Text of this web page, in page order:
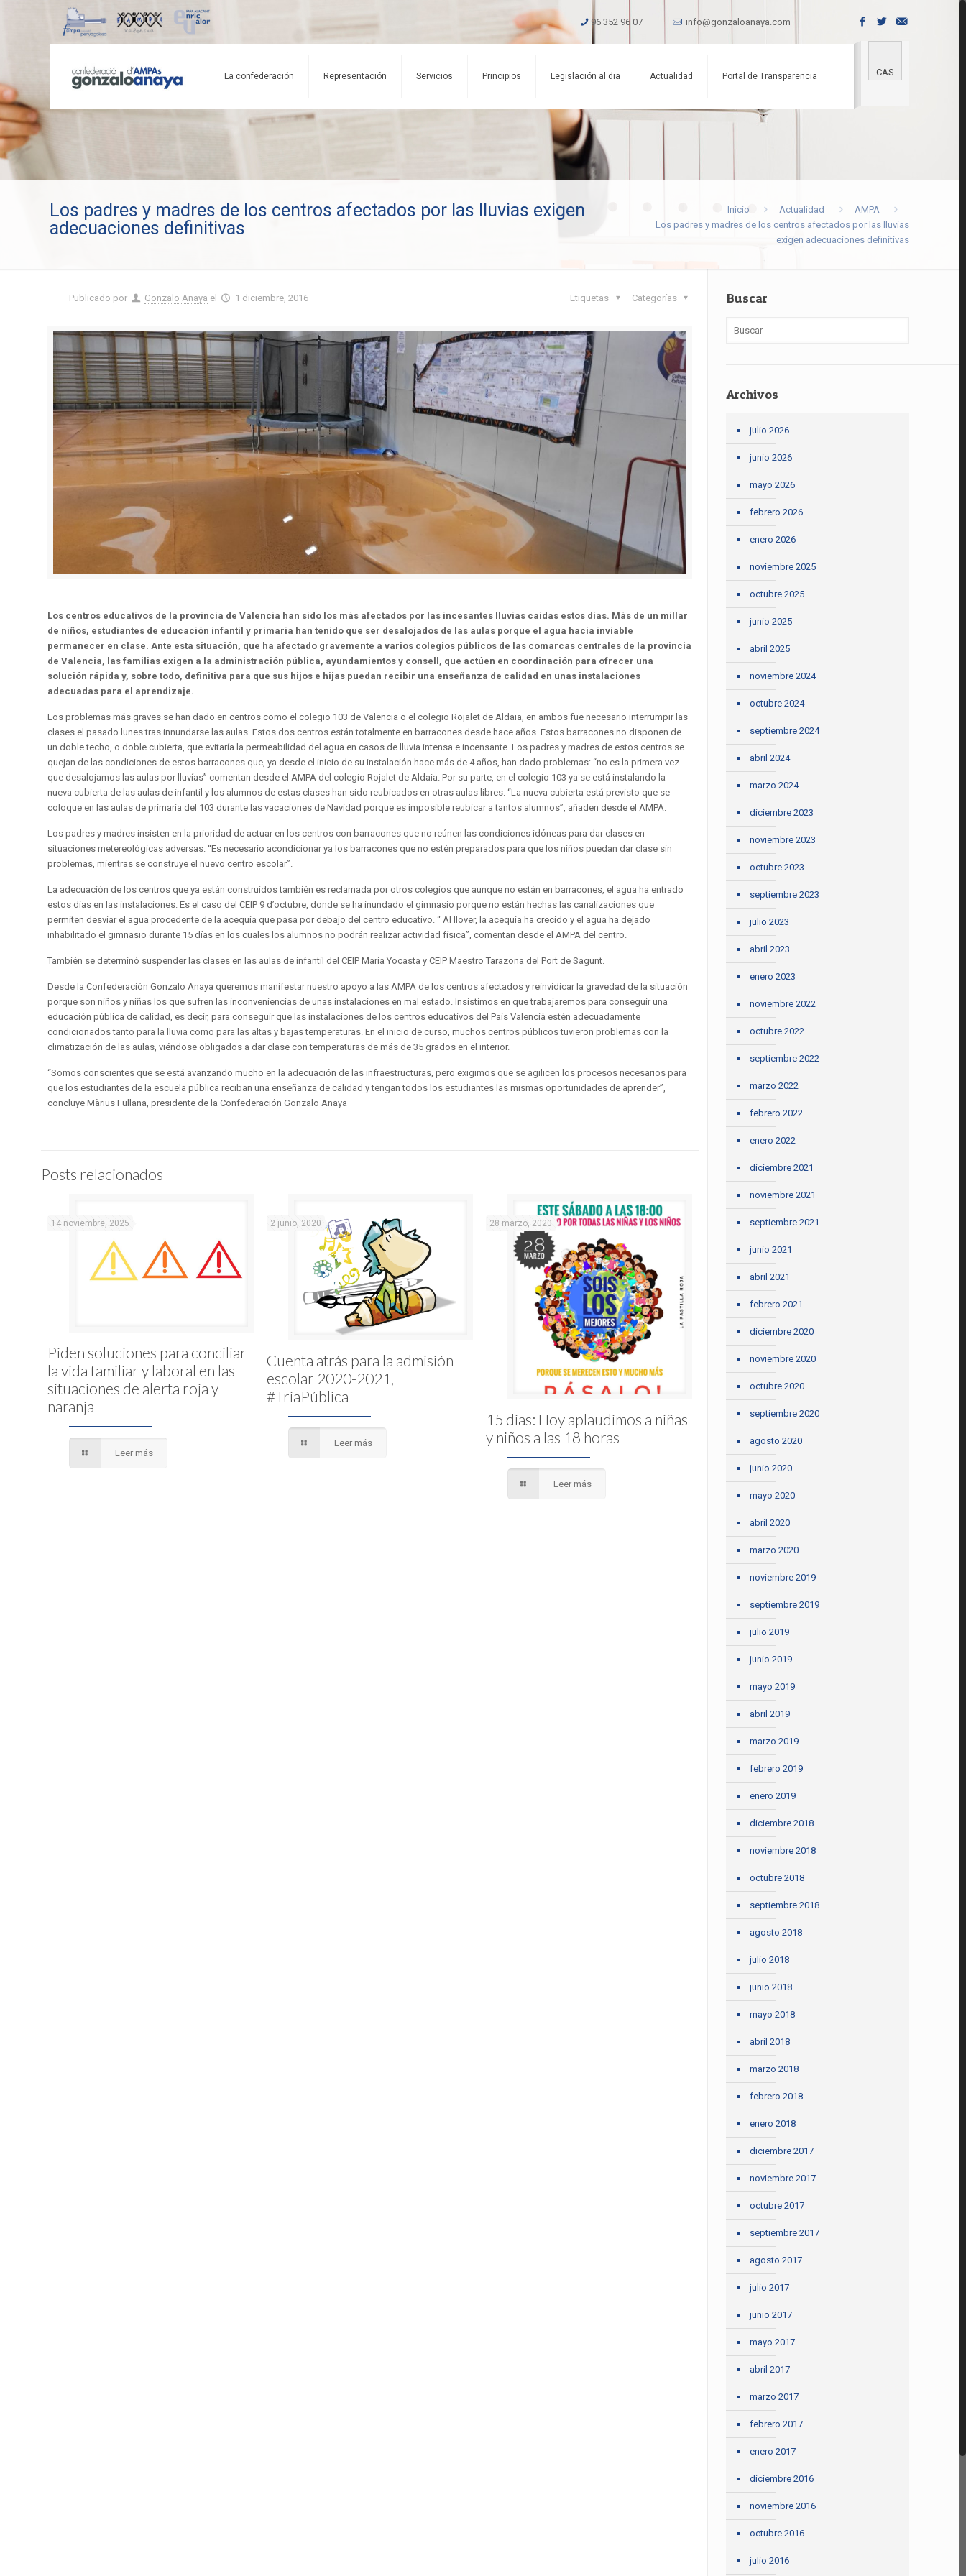
96 352 96 07 info@gonzaloanaya.com
La confederación Representación Servicios Principios Legislación al dia Actualidad Portal de Transparencia CAS
Los padres y madres de los centros afectados por las lluvias exigen
adecuaciones definitivas
Inicio Actualidad
AMPA
Los padres y madres de los centros afectados por las lluvias
exigen adecuaciones definitivas
Publicado por Gonzalo Anaya el 1 diciembre, 2016 Categorías
Etiquetas
Los centros educativos de la provincia de Valencia han sido los más afectados por las incesantes lluvias caídas estos días. Más de un millar
de niños, estudiantes de educación infantil y primaria han tenido que ser desalojados de las aulas porque el agua hacía inviable
permanecer en clase. Ante esta situación, que ha afectado gravemente a varios colegios públicos de las comarcas centrales de la provincia
de Valencia, las familias exigen a la administración pública, ayundamientos y consell, que actúen en coordinación para ofrecer una
solución rápida y, sobre todo, definitiva para que sus hijos e hijas puedan recibir una enseñanza de calidad en unas instalaciones
adecuadas para el aprendizaje.
Los problemas más graves se han dado en centros como el colegio 103 de Valencia o el colegio Rojalet de Aldaia, en ambos fue necesario interrumpir las
clases el pasado lunes tras innundarse las aulas. Estos dos centros están totalmente en barracones desde hace años. Estos barracones no disponen de
un doble techo, o doble cubierta, que evitaría la permeabilidad del agua en casos de lluvia intensa e incensante. Los padres y madres de estos centros se
quejan de las condiciones de estos barracones que, ya desde el inicio de su instalación hace más de 4 años, han dado problemas: “no es la primera vez
que desalojamos las aulas por lluvías” comentan desde el AMPA del colegio Rojalet de Aldaia. Por su parte, en el colegio 103 ya se está instalando la
nueva cubierta de las aulas de infantil y los alumnos de estas clases han sido reubicados en otras aulas libres. “La nueva cubierta está previsto que se
coloque en las aulas de primaria del 103 durante las vacaciones de Navidad porque es imposible reubicar a tantos alumnos”, añaden desde el AMPA.
Los padres y madres insisten en la prioridad de actuar en los centros con barracones que no reúnen las condiciones idóneas para dar clases en
situaciones metereológicas adversas. “Es necesario acondicionar ya los barracones que no estén preparados para que los niños puedan dar clase sin
problemas, mientras se construye el nuevo centro escolar”.
La adecuación de los centros que ya están construidos también es reclamada por otros colegios que aunque no están en barracones, el agua ha entrado
estos días en las instalaciones. Es el caso del CEIP 9 d’octubre, donde se ha inundado el gimnasio porque no están hechas las canalizaciones que
permiten desviar el agua procedente de la acequía que pasa por debajo del centro educativo. “ Al llover, la acequía ha crecido y el agua ha dejado
inhabilitado el gimnasio durante 15 días en los cuales los alumnos no podrán realizar actividad física”, comentan desde el AMPA del centro.
También se determinó suspender las clases en las aulas de infantil del CEIP Maria Yocasta y CEIP Maestro Tarazona del Port de Sagunt.
Desde la Confederación Gonzalo Anaya queremos manifestar nuestro apoyo a las AMPA de los centros afectados y reinvidicar la gravedad de la situación
porque son niños y niñas los que sufren las inconveniencias de unas instalaciones en mal estado. Insistimos en que trabajaremos para conseguir una
educación pública de calidad, es decir, para conseguir que las instalaciones de los centros educativos del País Valencià estén adecuadamente
condicionados tanto para la lluvia como para las altas y bajas temperaturas. En el inicio de curso, muchos centros públicos tuvieron problemas con la
climatización de las aulas, viéndose obligados a dar clase con temperaturas de más de 35 grados en el interior.
“Somos conscientes que se está avanzando mucho en la adecuación de las infraestructuras, pero exigimos que se agilicen los procesos necesarios para
que los estudiantes de la escuela pública reciban una enseñanza de calidad y tengan todos los estudiantes las mismas oportunidades de aprender”,
concluye Màrius Fullana, presidente de la Confederación Gonzalo Anaya
Posts relacionados
14 noviembre, 2025
Piden soluciones para conciliar
la vida familiar y laboral en las
situaciones de alerta roja y
naranja
Leer más
2 junio, 2020
Cuenta atrás para la admisión
escolar 2020-2021,
#TriaPública
Leer más
28 marzo, 2020
15 dias: Hoy aplaudimos a niñas
y niños a las 18 horas
Leer más
Buscar
Archivos
julio 2026
junio 2026
mayo 2026
febrero 2026
enero 2026
noviembre 2025
octubre 2025
junio 2025
abril 2025
noviembre 2024
octubre 2024
septiembre 2024
abril 2024
marzo 2024
diciembre 2023
noviembre 2023
octubre 2023
septiembre 2023
julio 2023
abril 2023
enero 2023
noviembre 2022
octubre 2022
septiembre 2022
marzo 2022
febrero 2022
enero 2022
diciembre 2021
noviembre 2021
septiembre 2021
junio 2021
abril 2021
febrero 2021
diciembre 2020
noviembre 2020
octubre 2020
septiembre 2020
agosto 2020
junio 2020
mayo 2020
abril 2020
marzo 2020
noviembre 2019
septiembre 2019
julio 2019
junio 2019
mayo 2019
abril 2019
marzo 2019
febrero 2019
enero 2019
diciembre 2018
noviembre 2018
octubre 2018
septiembre 2018
agosto 2018
julio 2018
junio 2018
mayo 2018
abril 2018
marzo 2018
febrero 2018
enero 2018
diciembre 2017
noviembre 2017
octubre 2017
septiembre 2017
agosto 2017
julio 2017
junio 2017
mayo 2017
abril 2017
marzo 2017
febrero 2017
enero 2017
diciembre 2016
noviembre 2016
octubre 2016
julio 2016